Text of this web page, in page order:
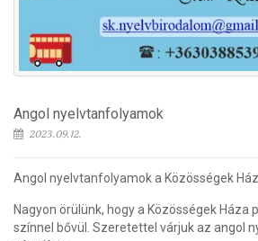
Angol nyelvtanfolyamok
2023.09.12.
Angol nyelvtanfolyamok a Közösségek
Nagyon örülünk, hogy a Közösségek Háza
színnel bővül. Szeretettel várjuk az angol